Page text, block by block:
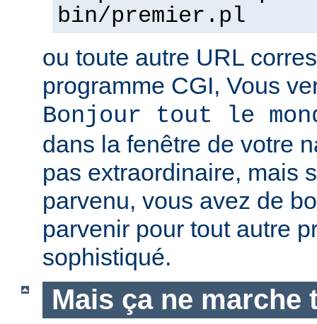
bin/premier.pl
ou toute autre URL
programme CGI, Vous
Bonjour tout le
dans la fenêtre de votre
pas extraordinaire, mais
parvenu, vous avez de
parvenir pour tout autre
sophistiqué.
Mais ça ne marche